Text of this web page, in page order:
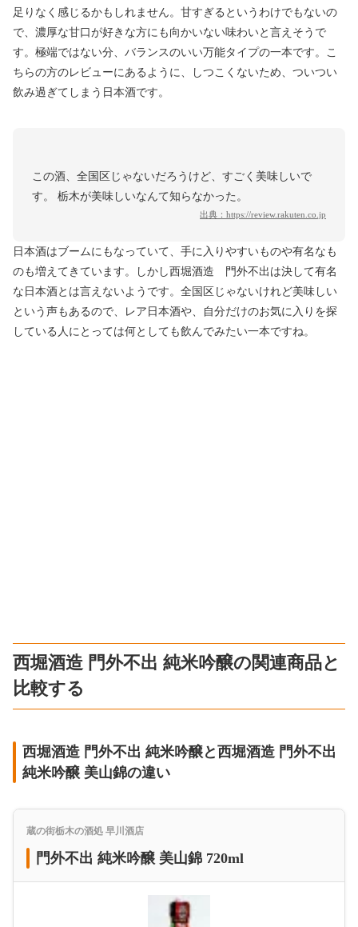
足りなく感じるかもしれません。甘すぎるというわけでもないの
で、濃厚な甘口が好きな方にも向かいない味わいと言えそうで
す。極端ではない分、バランスのいい万能タイプの一本です。こ
ちらの方のレビューにあるように、しつこくないため、ついつい
飲み過ぎてしまう日本酒です。
この酒、全国区じゃないだろうけど、すごく美味しいで
す。 栃木が美味しいなんて知らなかった。
出典： https://review.rakuten.co.jp
日本酒はブームにもなっていて、手に入りやすいものや有名なも
のも増えてきています。しかし西堀酒造 門外不出は決して有名
な日本酒とは言えないようです。全国区じゃないけれど美味しい
という声もあるので、レア日本酒や、自分だけのお気に入りを探
している人にとっては何としても飲んでみたい一本ですね。
西堀酒造 門外不出 純米吟醸の関連商品と
比較する
西堀酒造 門外不出 純米吟醸と西堀酒造 門外不出
純米吟醸 美山錦の違い
蔵の街栃木の酒処 早川酒店
門外不出 純米吟醸 美山錦 720ml